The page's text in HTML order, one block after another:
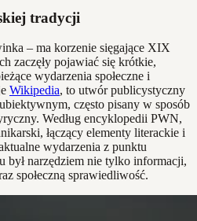
tradycji
– ma korzenie sięgające XIX
zaczęły pojawiać się krótkie,
wydarzenia społeczne i
Wikipedia, to utwór publicystyczny
często pisany w sposób
Według encyklopedii PWN,
łączący elementy literackie i
wydarzenia z punktu
był narzędziem nie tylko informacji,
społeczną sprawiedliwość.